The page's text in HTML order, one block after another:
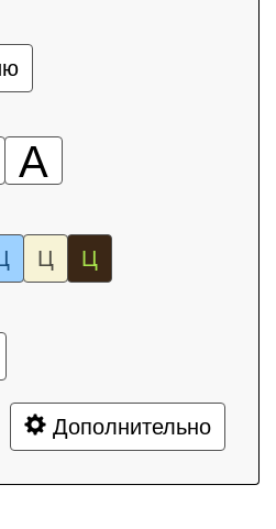
А
Ц Ц
Дополнительно